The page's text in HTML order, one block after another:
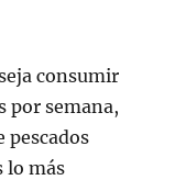
consumir
por semana,
pescados
lo más